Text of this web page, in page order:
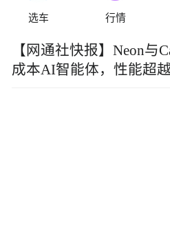
选车 行情
【网通社快报】Neon与
成本AI智能体，性能超越